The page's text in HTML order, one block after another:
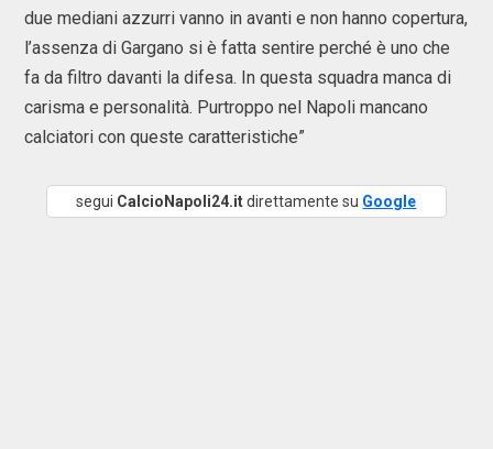
due mediani azzurri vanno in avanti e non hanno copertura,
l’assenza di Gargano si è fatta sentire perché è uno che
fa da filtro davanti la difesa. In questa squadra manca di
carisma e personalità. Purtroppo nel Napoli mancano
calciatori con queste caratteristiche”
segui CalcioNapoli24.itdirettamente su Google